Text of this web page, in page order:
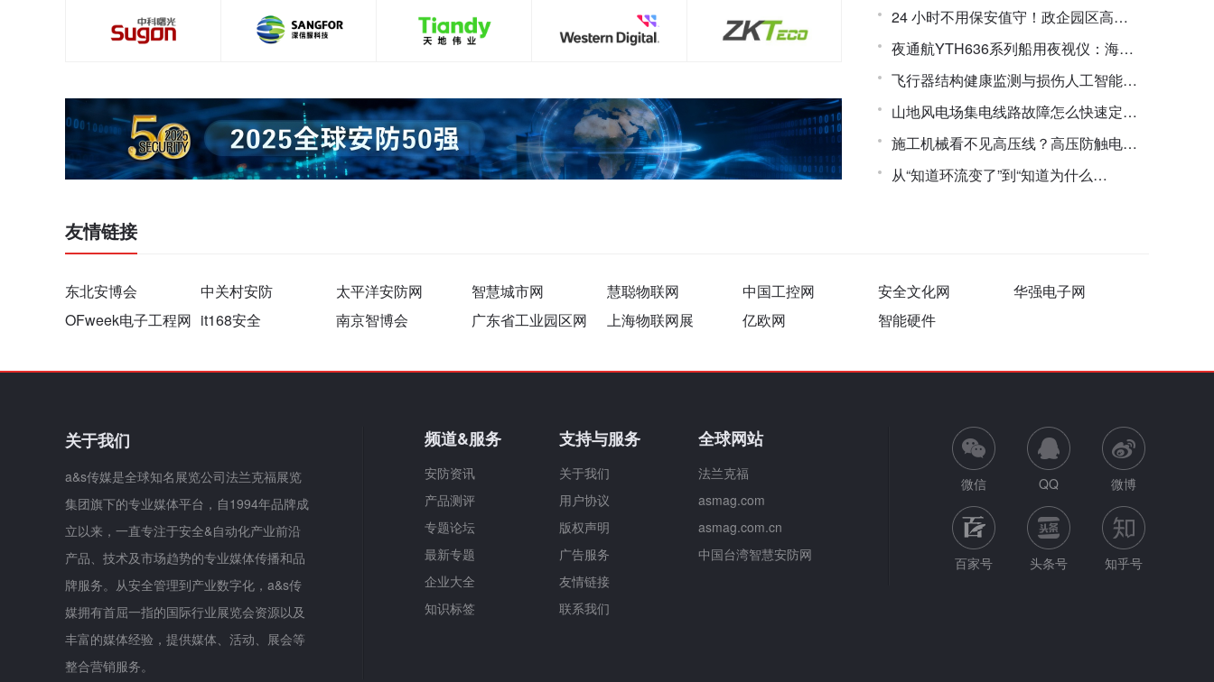
枪球
付
24 小时不用保安值守！政企园区高安
保出入口解决方案来了
夜通航YTH636系列船用夜视仪：海洋
船舶光电助航系统技术解析
飞行器结构健康监测与损伤人工智能识
别大模型AI系统
山地风电场集电线路故障怎么快速定
位？集电线路故障预警与诊断装置实测
解析
施工机械看不见高压线？高压防触电报
警器用声音帮司机“看见”危险
从“知道环流变了”到“知道为什么
友情链接
东北安博会 中关村安防 太平洋安防网 智慧城市网 慧聪物联网 中国工控网 安全文化网
华强电子网
OFweek电子工程网 it168安全 南京智博会 广东省工业园区网 上海物联网展 亿欧网 智能硬件
关于我们
a&s传媒是全球知名展览公司法兰克福展览
集团旗下的专业媒体平台，自1994年品牌成
立以来，一直专注于安全&自动化产业前沿
产品、技术及市场趋势的专业媒体传播和品
牌服务。从安全管理到产业数字化，a&s传
媒拥有首屈一指的国际行业展览会资源以及
丰富的媒体经验，提供媒体、活动、展会等
整合营销服务。
频道&服务
安防资讯
产品测评
专题论坛
最新专题
企业大全
知识标签
支持与服务
关于我们
用户协议
版权声明
广告服务
友情链接
联系我们
全球网站
法兰克福
asmag.com
asmag.com.cn
中国台湾智慧安防网
微信 QQ 微博
百家号 头条号 知乎号